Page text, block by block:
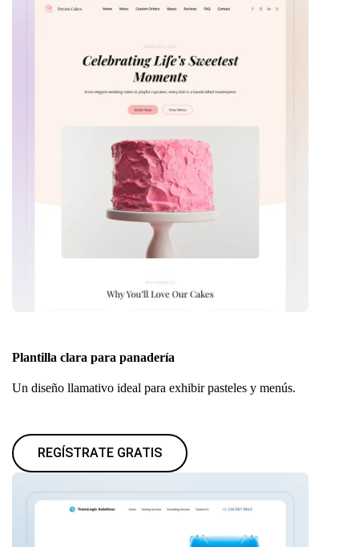
Plantilla clara para panadería
Un diseño llamativo ideal para exhibir pasteles y menús.
REGÍSTRATE GRATIS